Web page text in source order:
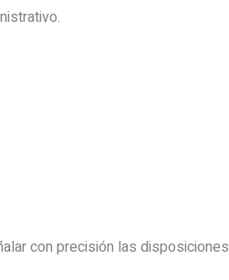
con precisión las disposiciones